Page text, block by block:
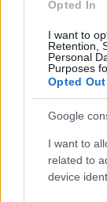
Opted In
I want to
Retention,
Personal
Purposes
Opted Out
Google
I want to
related to
device
2010. június
Az időjárás
akkor is
mint ott? Azt
választ: ja, az